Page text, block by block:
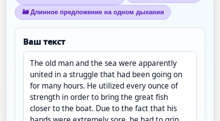
🚂 Длинное предложение на одном дыхании
Ваш текст